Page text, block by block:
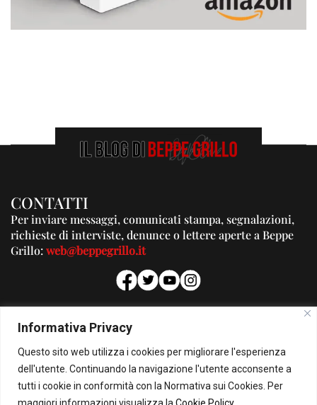
Informativa Privacy
Questo sito web utilizza i cookies per migliorare l'esperienza
dell'utente. Continuando la navigazione l'utente acconsente a
tutti i cookie in conformità con la Normativa sui Cookies. Per
maggiori informazioni visualizza la Cookie Policy
CONTATTI
Per inviare messaggi, comunicati stampa, segnalazioni,
richieste di interviste, denunce o lettere aperte a Beppe
Grillo:web@beppegrillo.it
PUBBLICITA'
Per la tua pubblicità su questo Blog:
pubblicita@beppegrillo.it